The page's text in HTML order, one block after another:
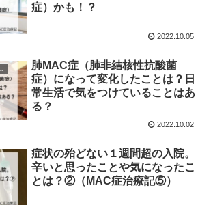
症）かも！？
2022.10.05
肺MAC症（肺非結核性抗酸菌
症）になって変化したことは？日
常生活で気をつけていることはあ
る？
2022.10.02
症状の殆どない１週間超の入院。
辛いと思ったことや気になったこ
とは？②（MAC症治療記⑤）